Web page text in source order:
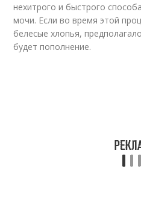
нехитрого и быстрого
мочи. Если во время этой
белесые хлопья,
будет пополнение.